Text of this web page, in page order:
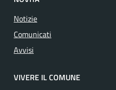
Notizie
Comunicati
Avvisi
VIVERE IL COMUNE